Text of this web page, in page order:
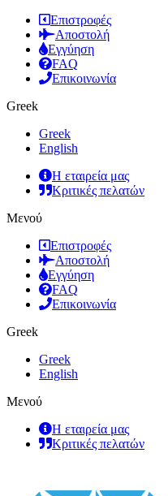
Επιστροφές
Αποστολή
Εγγύηση
FAQ
Επικοινωνία
Greek
Greek
English
Η εταιρεία μας
Κριτικές πελατών
Μενού
Επιστροφές
Αποστολή
Εγγύηση
FAQ
Επικοινωνία
Greek
Greek
English
Μενού
Η εταιρεία μας
Κριτικές πελατών